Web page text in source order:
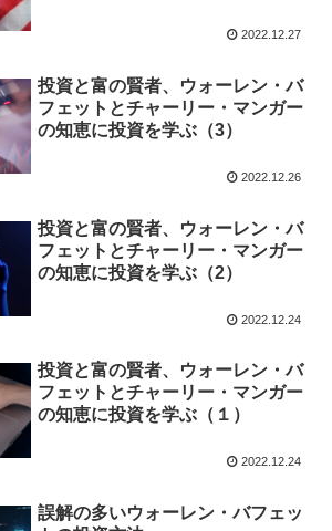
2022.12.27
投資と富の賢者、ウォーレン・バ
フェットとチャーリー・マンガー
の知恵に投資を学ぶ（3）
2022.12.26
投資と富の賢者、ウォーレン・バ
フェットとチャーリー・マンガー
の知恵に投資を学ぶ（2）
2022.12.24
投資と富の賢者、ウォーレン・バ
フェットとチャーリー・マンガー
の知恵に投資を学ぶ（１）
2022.12.24
誤解の多いウォーレン・バフェッ